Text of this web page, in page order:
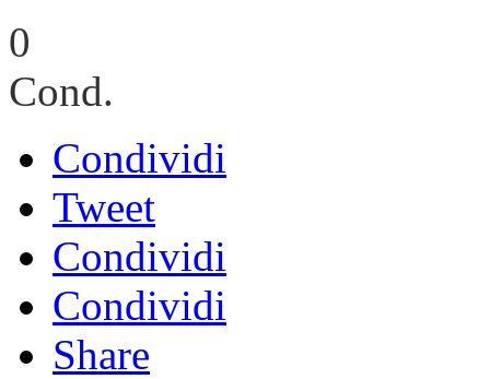
0
Cond.
Condividi
Tweet
Condividi
Condividi
Share